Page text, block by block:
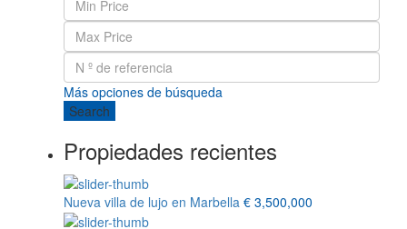
Más opciones de búsqueda
Search
Propiedades recientes
Nueva villa de lujo en Marbella € 3,500,000